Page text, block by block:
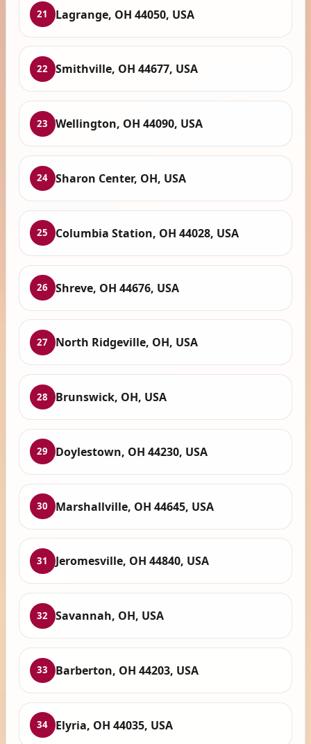
21 Lagrange, OH 44050, USA
22 Smithville, OH 44677, USA
23 Wellington, OH 44090, USA
24 Sharon Center, OH, USA
25 Columbia Station, OH 44028, USA
26 Shreve, OH 44676, USA
27 North Ridgeville, OH, USA
28 Brunswick, OH, USA
29 Doylestown, OH 44230, USA
30 Marshallville, OH 44645, USA
31 Jeromesville, OH 44840, USA
32 Savannah, OH, USA
33 Barberton, OH 44203, USA
34 Elyria, OH 44035, USA